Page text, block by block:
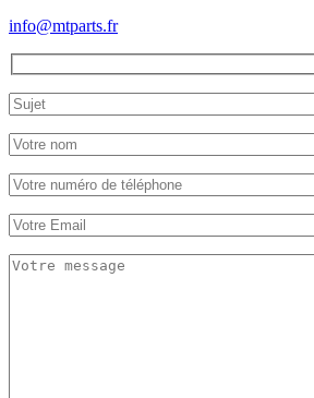
info@mtparts.fr